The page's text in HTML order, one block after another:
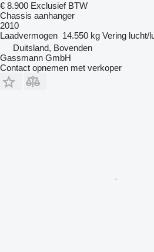
€ 8.900 Exclusief BTW
Chassis aanhanger
2010
Laadvermogen 14.550 kg Vering lucht/
Duitsland, Bovenden
Gassmann GmbH
Contact opnemen met verkoper